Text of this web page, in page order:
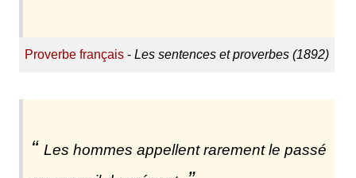
Proverbe français- Les sentences et proverbes (1892)
Les hommes appellent rarement le passé